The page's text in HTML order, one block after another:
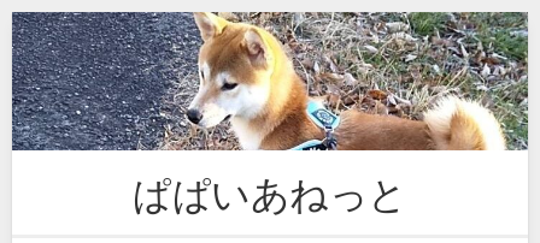
Skip
to
content
ぱぱいあねっと